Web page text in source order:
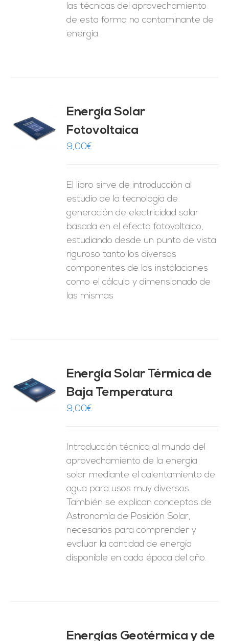
las técnicas del aprovechamiento
de esta forma no contaminante de
energía.
Energía Solar
Fotovoltaica
9,00€
El libro sirve de introducción al
estudio de la tecnología de
generación de electricidad solar
basada en el efecto fotovoltaico,
estudiando desde un punto de vista
riguroso tanto los diversos
componentes de las instalaciones
como el cálculo y dimensionado de
las mismas
Energía Solar Térmica de
Baja Temperatura
9,00€
Introducción técnica al mundo del
aprovechamiento de la energía
solar mediante el calentamiento de
agua para usos muy diversos.
También se explican conceptos de
Astronomía de Posición Solar,
necesarios para comprender y
evaluar la cantidad de energía
disponible en cada época del año.
Energías Geotérmica y de